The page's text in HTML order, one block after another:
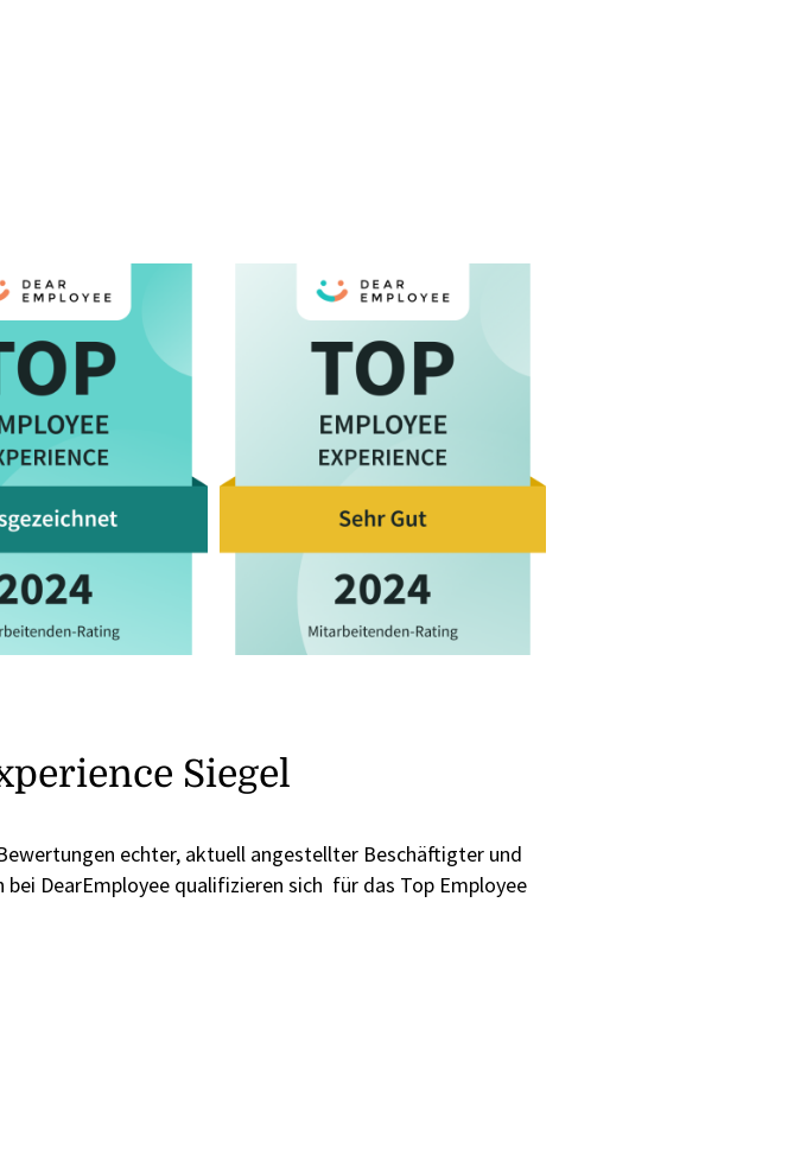
Siegel
echter, aktuell angestellter Beschäftigter und
DearEmployee qualifizieren sich für das Top Employee